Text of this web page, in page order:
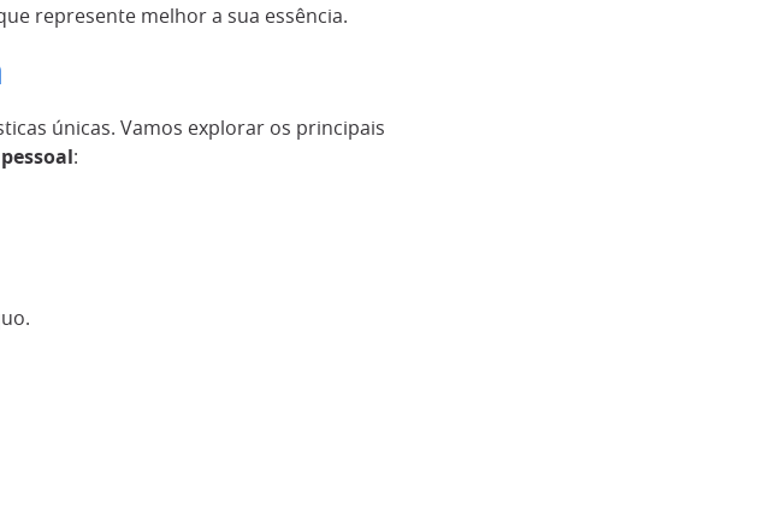
represente melhor a sua essência.
únicas. Vamos explorar os principais
: